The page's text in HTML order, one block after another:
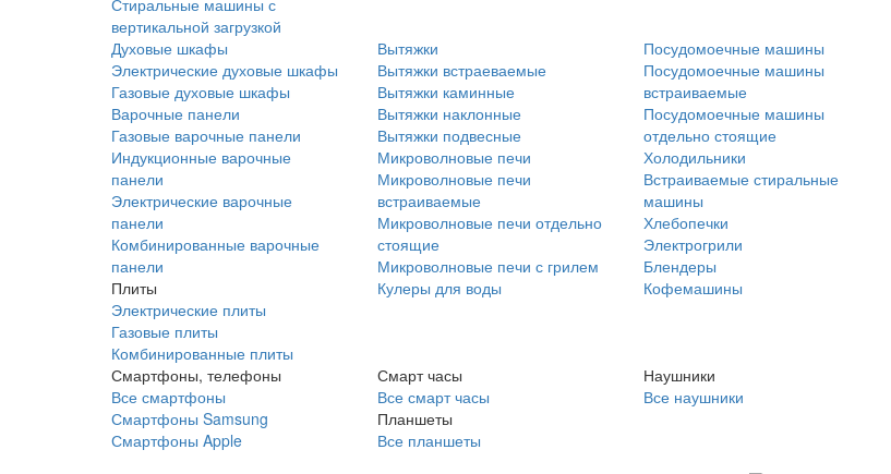
Стиральные машины с
вертикальной загрузкой
Духовые шкафы
Электрические духовые шкафы
Газовые духовые шкафы
Варочные панели
Газовые варочные панели
Индукционные варочные
панели
Электрические варочные
панели
Комбинированные варочные
панели
Плиты
Электрические плиты
Газовые плиты
Комбинированные плиты
Вытяжки
Вытяжки встраеваемые
Вытяжки каминные
Вытяжки наклонные
Вытяжки подвесные
Микроволновые печи
Микроволновые печи
встраиваемые
Микроволновые печи отдельно
стоящие
Микроволновые печи с грилем
Кулеры для воды
Посудомоечные машины
Посудомоечные машины
встраиваемые
Посудомоечные машины
отдельно стоящие
Холодильники
Встраиваемые стиральные
машины
Хлебопечки
Электрогрили
Блендеры
Кофемашины
Смартфоны, телефоны
Все смартфоны
Смартфоны Samsung
Смартфоны Apple
Смарт часы
Все смарт часы
Планшеты
Все планшеты
Наушники
Все наушники